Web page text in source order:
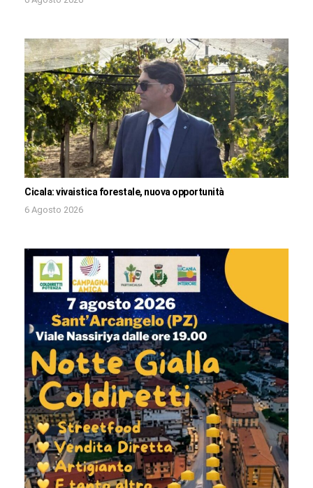
Cicala: vivaistica forestale, nuova opportunità
6 Agosto 2026